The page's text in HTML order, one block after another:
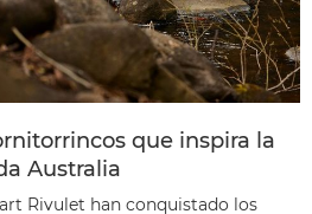
que inspira la
Australia
Rivulet han conquistado los